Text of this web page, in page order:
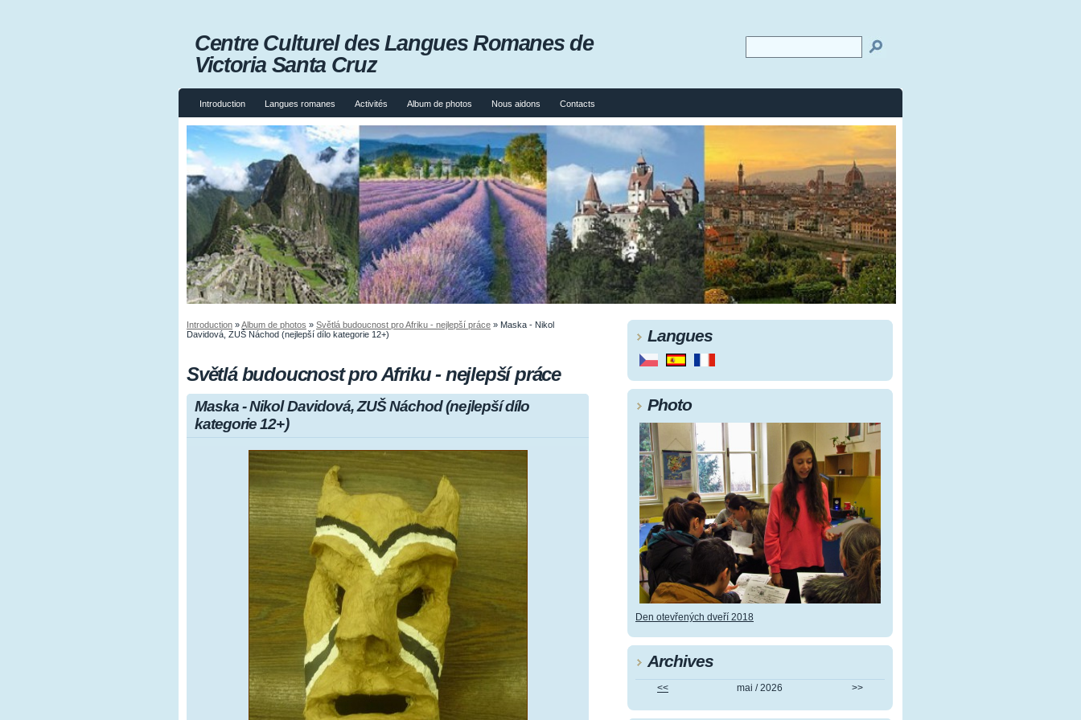
Introduction Langues romanes Activités Album de photos Nous aidons Contacts
Centre Culturel des Langues Romanes de
Victoria Santa Cruz
Introduction »Album de photos » Světlá budoucnost pro Afriku - nejlepší práce » Maska - Nikol
Davidová, ZUŠ Náchod (nejlepší dílo kategorie 12+)
Světlá budoucnost pro Afriku - nejlepší práce
Maska - Nikol Davidová, ZUŠ Náchod (nejlepší dílo
kategorie 12+)
Langues
Photo
Den otevřených dveří 2018
Archives
<< mai / 2026 >>